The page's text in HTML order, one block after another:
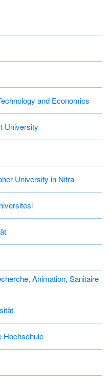
and Economics
University
University in Nitra
Animation, Sanitaire
Hochschule